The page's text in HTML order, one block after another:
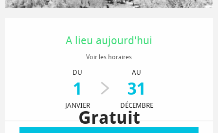
A lieu aujourd'hui
Voir les horaires
DU
1
JANVIER
AU
31
DÉCEMBRE
Gratuit